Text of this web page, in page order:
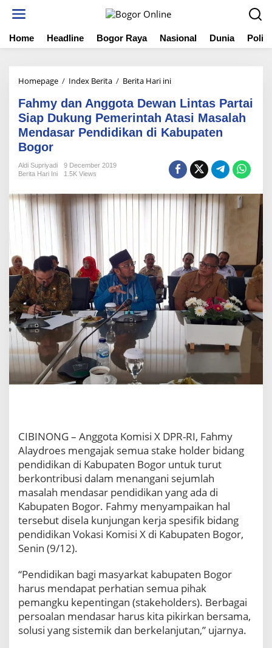
t
Home Headline Bogor Raya Nasional Dunia
Homepage / Index Berita / Berita Hari ini
h
m
d
n
A
g
w
a
n
L
t
a
s
P
i
S
i
p
D
u
k
u
e
m
e
r
i
n
Fahmy dan Anggota Dewan Lintas Partai
Siap Dukung Pemerintah Atasi Masalah
Mendasar Pendidikan di Kabupaten
Bogor
Aldi Supriyadi
9 December 2019
Berita Hari Ini
1.5K Views
CIBINONG – Anggota Komisi X DPR-RI, Fahmy
Alaydroes mengajak semua stake holder bidang
pendidikan di Kabupaten Bogor untuk turut
berkontribusi dalam menangani sejumlah
masalah mendasar pendidikan yang ada di
Kabupaten Bogor. Fahmy menyampaikan hal
tersebut disela kunjungan kerja spesifik bidang
pendidikan Vokasi Komisi X di Kabupaten Bogor,
Senin (9/12).
“Pendidikan bagi masyarkat kabupaten Bogor
harus mendapat perhatian semua pihak
pemangku kepentingan (stakeholders). Berbagai
persoalan mendasar harus kita pikirkan bersama,
solusi yang sistemik dan berkelanjutan,” ujarnya.